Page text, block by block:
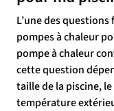
L’une des
pompes à chaleur
pompe à chaleur
cette question
taille de la piscine,
température